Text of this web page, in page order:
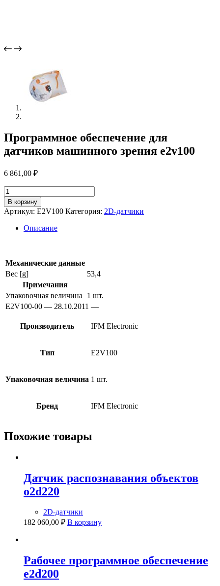
Программное обеспечение для
датчиков машинного зрения e2v100
6 861,00 ₽
Количество
товара
Программное
обеспечение
датчиков
e2v100
В корзину
Артикул: E2V100 Категория: 2D-датчики
Описание
Механические данные
Вес [g]
53,4
Примечания
Упаковочная величина
1 шт.
E2V100-00 — 28.10.2011 —
Производитель IFM Electronic
Тип E2V100
Упаковочная величина 1 шт.
Бренд IFM Electronic
Похожие товары
Датчик распознавания объектов
o2d220
2D-датчики
182 060,00 ₽ В корзину
Рабочее программное обеспечение
e2d200